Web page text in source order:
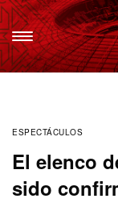
ESPECTÁCULOS
El elenco
sido